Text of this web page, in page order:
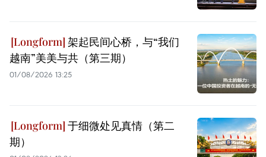
架起民间心桥，与“我们
越南”美美与共（第三期）
01/08/2026 13:25
于细微处见真情（第二
期）